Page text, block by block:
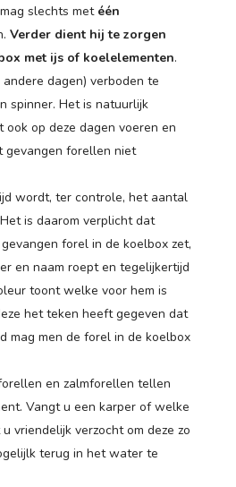
slechts met één
Verder dient hij te zorgen
met ijs of koelelementen.
dagen) verboden te
spinner. Het is natuurlijk
ook op deze dagen voeren en
gevangen forellen niet
wordt, ter controle, het aantal
is daarom verplicht dat
forel in de koelbox zet,
en naam roept en tegelijkertijd
toont welke voor hem is
het teken heeft gegeven dat
mag men de forel in de koelbox
en zalmforellen tellen
Vangt u een karper of welke
vriendelijk verzocht om deze zo
terug in het water te